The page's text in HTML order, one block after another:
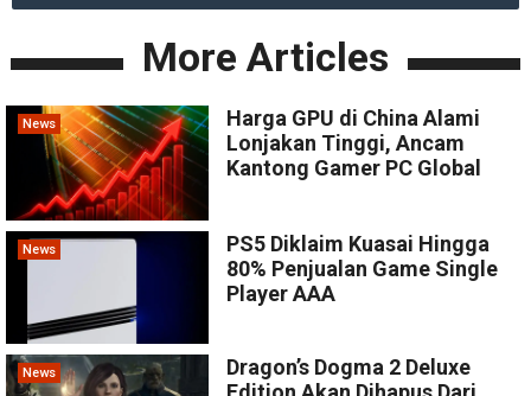
More Articles
News
Harga GPU di China Alami
Lonjakan Tinggi, Ancam
Kantong Gamer PC Global
News
PS5 Diklaim Kuasai Hingga
80% Penjualan Game Single
Player AAA
News
Dragon’s Dogma 2 Deluxe